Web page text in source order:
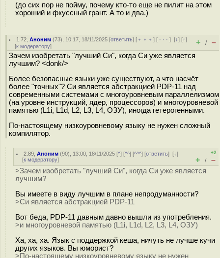
(до сих пор не пойму, почему кто-то еще не пилит на этом
хороший и фкуссный грант. А то и два.)
1.72 ,Аноним (73), 10:17, 18/11/2025 [ответить] [ ﹢﹢﹢] [ · · ·][↓] [↑]
[к модератору] + / –
Зачем изобретать "лучший Си", когда Си уже является
лучшим? <donk/>
Более безопасные языки уже существуют, а что насчёт
более "точных"? Си является абстракцией PDP-11 над
современными системами с многоуровневым параллелизмом
(на уровне инструкций, ядер, процессоров) и многоуровневой
памятью (L1i, L1d, L2, L3, L4, ОЗУ), иногда гетерогенными.
По-настоящему низкоуровневому языку не нужен сложный
компилятор.
2.89 ,Аноним (90), 13:00, 18/11/2025 [^] [^^] [^^^] [ответить][↓]
[к модератору]
+2
+ / –
>Зачем изобретать "лучший Си", когда Си уже является
лучшим?
Вы имеете в виду лучшим в плане непродуманности?
>Си является абстракцией PDP-11
Вот беда, PDP-11 давным давно вышли из употребления.
>и многоуровневой памятью (L1i, L1d, L2, L3, L4, ОЗУ)
Ха, ха, ха. Язык с поддержкой кеша, ничуть не лучше кучи
других языков. Вы юморист?
>По-настоящему низкоуровневому языку не нужен